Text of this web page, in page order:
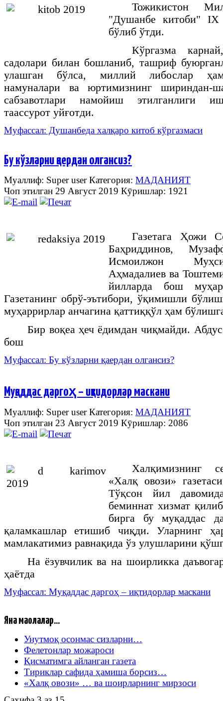
Тожикистон
"Душанбе китоби"
бўлиб ўтди.
Кўргазма
садолари билан бошланиб, ташриф
улашган бўлса, миллий либослар
намуналари ва юртимизнинг шириндан-
сабзавотлари намойиш этилганлиги
таассурот уйғотди.
Муфассал: Душанбеда халқаро китоб кўргазмаси
Бу кўзларни қаердан олгансиз?
Муаллиф: Super userКатегория: МАДАНИЯТ
Чоп этилган 29 Август 2019 Кӯришлар: 1921
Газетага Ҳожи
Баҳриддинов,
Исмоилжон
Аҳмадалиев ва
йилларда
бош
Газетанинг обрў-эътибори, ўқимишли
муҳаррирлар анчагина қаттиққўл ҳам
Бир воқеа ҳеч ёдимдан чиқмайди.
бош
Муфассал: Бу кўзларни қаердан олгансиз?
Муқаддас даргоҳ – иқтидорлар маскани
Муаллиф: Super userКатегория: МАДАНИЯТ
Чоп этилган 23 Август 2019 Кӯришлар: 2086
Халқимизнинг
«Халқ овози»
Тўқсон йил
беминнат хизмат
бирга бу муқаддас
қаламкашлар етишиб чиқди. Уларнинг
мамлакатимиз равнақида ўз улушларини
На ёзувчилик ва на шоирликка
ҳаётда
Муфассал: Муқаддас даргоҳ – иқтидорлар маскани
Яна мақолалар...
Унутмоқ осонмас сизларни…
Фелетонлар можароси
Қисматимга айланган газета
Тириклар сафида ҳамиша борсиз…
«Халқ овози» … ва шоирларнинг мирзоси